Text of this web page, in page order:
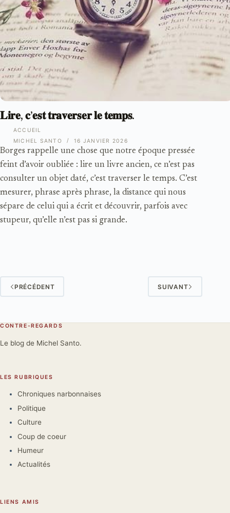
ACCUEIL
𝐋𝐢𝐫𝐞, 𝐜’𝐞𝐬𝐭 𝐭𝐫𝐚𝐯𝐞𝐫𝐬𝐞𝐫 𝐥𝐞 𝐭𝐞𝐦𝐩𝐬.
Borges rappelle une chose que notre époque pressée
feint d’avoir oubliée : lire un livre ancien, ce n’est pas
consulter un objet daté, c’est traverser le temps. C’est
mesurer, phrase après phrase, la distance qui nous
sépare de celui qui a écrit et découvrir, parfois avec
stupeur, qu’elle n’est pas si grande.
MICHEL SANTO 16 JANVIER 2026
PRÉCÉDENT SUIVANT
CONTRE-REGARDS
Le blog de Michel Santo.
LES RUBRIQUES
Chroniques narbonnaises
Politique
Culture
Coup de coeur
Humeur
Actualités
LIENS AMIS